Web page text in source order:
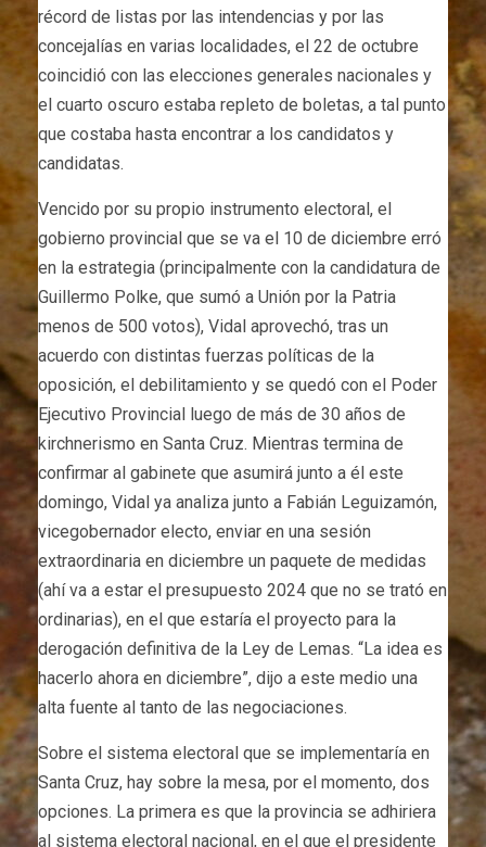
récord de listas por las intendencias y por las
concejalías en varias localidades, el 22 de octubre
coincidió con las elecciones generales nacionales y
el cuarto oscuro estaba repleto de boletas, a tal punto
que costaba hasta encontrar a los candidatos y
candidatas.
Vencido por su propio instrumento electoral, el
gobierno provincial que se va el 10 de diciembre erró
en la estrategia (principalmente con la candidatura de
Guillermo Polke, que sumó a Unión por la Patria
menos de 500 votos), Vidal aprovechó, tras un
acuerdo con distintas fuerzas políticas de la
oposición, el debilitamiento y se quedó con el Poder
Ejecutivo Provincial luego de más de 30 años de
kirchnerismo en Santa Cruz. Mientras termina de
confirmar al gabinete que asumirá junto a él este
domingo, Vidal ya analiza junto a Fabián Leguizamón,
vicegobernador electo, enviar en una sesión
extraordinaria en diciembre un paquete de medidas
(ahí va a estar el presupuesto 2024 que no se trató en
ordinarias), en el que estaría el proyecto para la
derogación definitiva de la Ley de Lemas. “La idea es
hacerlo ahora en diciembre”, dijo a este medio una
alta fuente al tanto de las negociaciones.
Sobre el sistema electoral que se implementaría en
Santa Cruz, hay sobre la mesa, por el momento, dos
opciones. La primera es que la provincia se adhiriera
al sistema electoral nacional, en el que el presidente